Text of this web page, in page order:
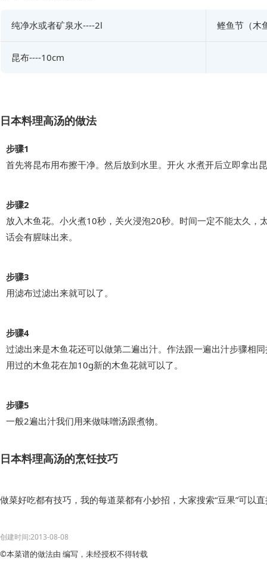
纯净水或者矿泉水----2l 鲣鱼节（木
昆布----10cm
日本料理高汤的做法
步骤1
首先将昆布用布擦干净。然后放到水里。开火 水煮开后立即拿出
步骤2
放入木鱼花。小火煮10秒，关火浸泡20秒。时间一定不能太久，
话会有腥味出来。
步骤3
用滤布过滤出来就可以了。
步骤4
过滤出来是木鱼花还可以做第二遍出汁。作法跟一遍出汁步骤相
用过的木鱼花在加10g新的木鱼花就可以了。
步骤5
一般2遍出汁我们用来做味噌汤跟煮物。
日本料理高汤的烹饪技巧
做菜好吃都有技巧，我的每道菜都有小妙招，大家搜索“豆果”可以
创建时间:2013-08-08
©本菜谱的做法由 编写，未经授权不得转载